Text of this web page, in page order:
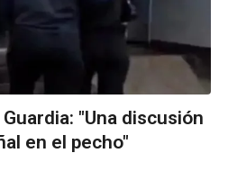
"Una discusión
en el pecho"